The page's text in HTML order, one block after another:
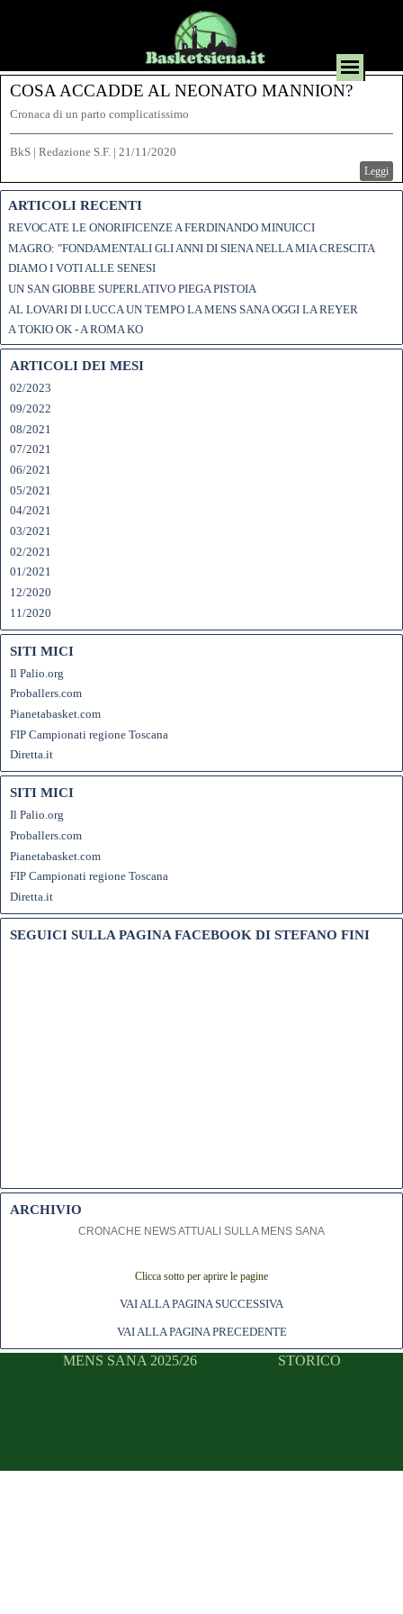
COSA ACCADDE AL NEONATO MANNION?
Cronaca di un parto complicatissimo
BkS | Redazione S.F. | 21/11/2020
Leggi
ARTICOLI RECENTI
REVOCATE LE ONORIFICENZE A FERDINANDO MINUICCI
MAGRO: "FONDAMENTALI GLI ANNI DI SIENA NELLA MIA CRESCITA
DIAMO I VOTI ALLE SENESI
UN SAN GIOBBE SUPERLATIVO PIEGA PISTOIA
AL LOVARI DI LUCCA UN TEMPO LA MENS SANA OGGI LA REYER
A TOKIO OK - A ROMA KO
ARTICOLI DEI MESI
02/2023
09/2022
08/2021
07/2021
06/2021
05/2021
04/2021
03/2021
02/2021
01/2021
12/2020
11/2020
SITI MICI
Il Palio.org
Proballers.com
Pianetabasket.com
FIP Campionati regione Toscana
Diretta.it
SITI MICI
Il Palio.org
Proballers.com
Pianetabasket.com
FIP Campionati regione Toscana
Diretta.it
SEGUICI SULLA PAGINA FACEBOOK DI STEFANO FINI
ARCHIVIO
CRONACHE NEWS ATTUALI SULLA MENS SANA
Clicca sotto per aprire le pagine
VAI ALLA PAGINA SUCCESSIVA
VAI ALLA PAGINA PRECEDENTE
MENS SANA 2025/26 STORICO